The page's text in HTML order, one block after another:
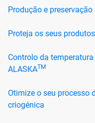
Produção e
Proteja os seus
Controlo da
ALASKATM
Otimize o seu processo
criogénica